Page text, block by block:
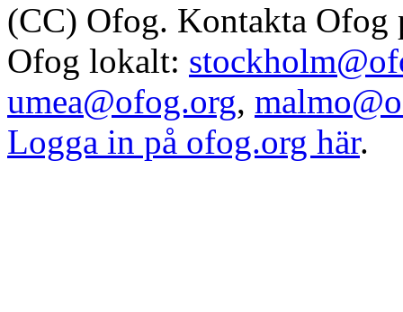
(CC) Ofog. Kontakta Ofog
Ofog lokalt:
umea@ofog.org,
Logga in på ofog.org här.